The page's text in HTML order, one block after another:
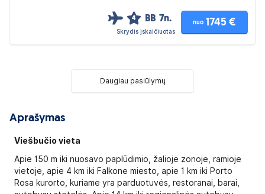
4 BB 7n.
Skrydis įskaičiuotas
nuo 1745 €
Daugiau pasiūlymų
Aprašymas
Viešbučio vieta
Apie 150 m iki nuosavo paplūdimio, žalioje zonoje, ramioje
vietoje, apie 4 km iki Falkone miesto, apie 1 km iki Porto
Rosa kurorto, kuriame yra parduotuvės, restoranai, barai,